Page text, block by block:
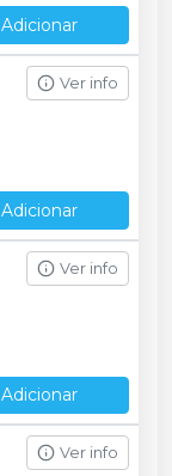
Adicionar
Ver info
Adicionar
Ver info
Adicionar
Ver info